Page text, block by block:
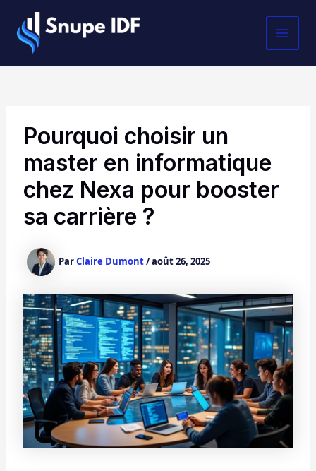
contenu
Pourquoi choisir un
master en informatique
chez Nexa pour booster
sa carrière ?
ParClaire Dumont/août 26, 2025